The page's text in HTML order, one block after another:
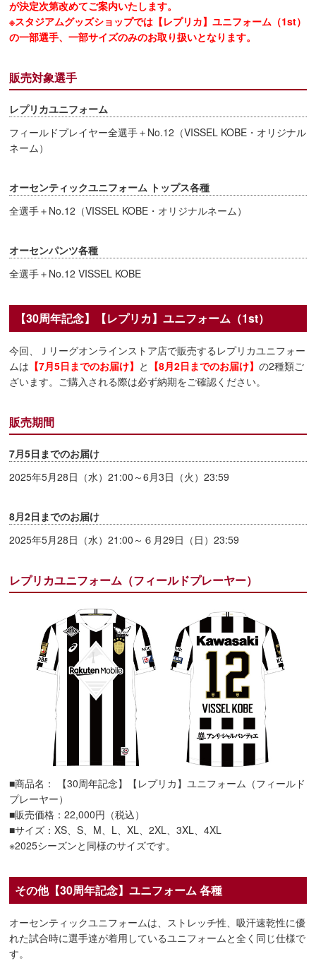
が決定次第改めてご案内いたします。
※スタジアムグッズショップでは【レプリカ】ユニフォーム（1st）
の一部選手、一部サイズのみのお取り扱いとなります。
販売対象選手
レプリカユニフォーム
フィールドプレイヤー全選手＋No.12（VISSEL KOBE・オリジナル
ネーム）
オーセンティックユニフォーム トップス各種
全選手＋No.12（VISSEL KOBE・オリジナルネーム）
オーセンパンツ各種
全選手＋No.12 VISSEL KOBE
【30周年記念】【レプリカ】ユニフォーム（1st）
今回、Ｊリーグオンラインストア店で販売するレプリカユニフォー
ムは 【7月5日までのお届け】 と 【8月2日までのお届け】の2種類ご
ざいます。ご購入される際は必ず納期をご確認ください。
販売期間
7月5日までのお届け
2025年5月28日（水）21:00～6月3日（火）23:59
8月2日までのお届け
2025年5月28日（水）21:00～６月29日（日）23:59
レプリカユニフォーム（フィールドプレーヤー）
■商品名： 【30周年記念】【レプリカ】ユニフォーム（フィールド
プレーヤー）
■販売価格：22,000円（税込）
■サイズ：XS、S、M、L、XL、2XL、3XL、4XL
※2025シーズンと同様のサイズです。
その他【30周年記念】ユニフォーム 各種
オーセンティックユニフォームは、ストレッチ性、吸汗速乾性に優
れた試合時に選手達が着用しているユニフォームと全く同じ仕様で
す。